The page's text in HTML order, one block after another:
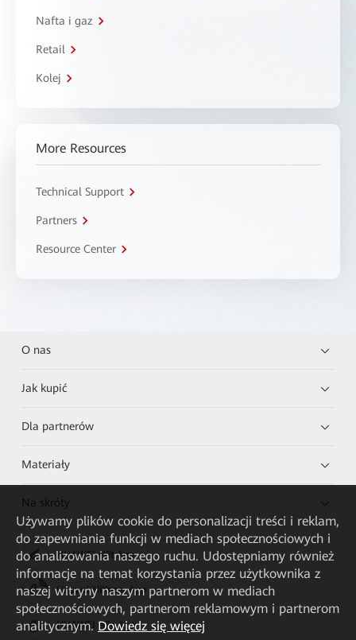
Nafta i gaz
Retail
Kolej
More Resources
Technical Support
Partners
Resource Center
O nas
Jak kupić
Dla partnerów
Materiały
Na skróty
HUAWEI eKit App
Huawei HiKnow App
HUAWEI eFly App
Używamy plików cookie do personalizacji treści i reklam,
do zapewniania funkcji w mediach społecznościowych i
do analizowania naszego ruchu. Udostępniamy również
informacje na temat korzystania przez użytkownika z
naszej witryny naszym partnerom w mediach
społecznościowych, partnerom reklamowym i partnerom
analitycznym. Dowiedz się więcej